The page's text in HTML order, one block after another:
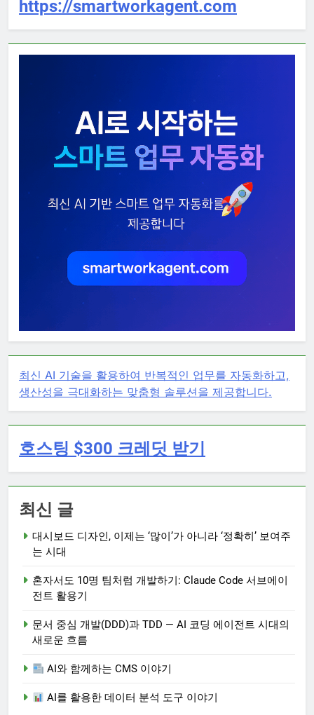
https://smartworkagent.com
최신 AI 기술을 활용하여 반복적인 업무를 자동화하고,
생산성을 극대화하는 맞춤형 솔루션을 제공합니다.
호스팅 $300 크레딧 받기
최신 글
대시보드 디자인, 이제는 ‘많이’가 아니라 ‘정확히’ 보여주
는 시대
혼자서도 10명 팀처럼 개발하기: Claude Code 서브에이
전트 활용기
문서 중심 개발(DDD)과 TDD — AI 코딩 에이전트 시대의
새로운 흐름
AI와 함께하는 CMS 이야기
AI를 활용한 데이터 분석 도구 이야기